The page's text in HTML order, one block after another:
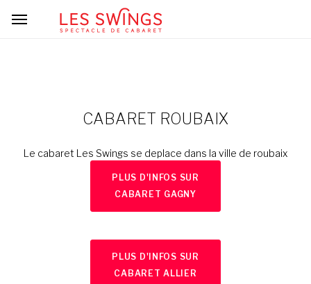
CABARET ROUBAIX
Le cabaret Les Swings se deplace dans la ville de roubaix
PLUS D'INFOS SUR
CABARET GAGNY
PLUS D'INFOS SUR
CABARET ALLIER